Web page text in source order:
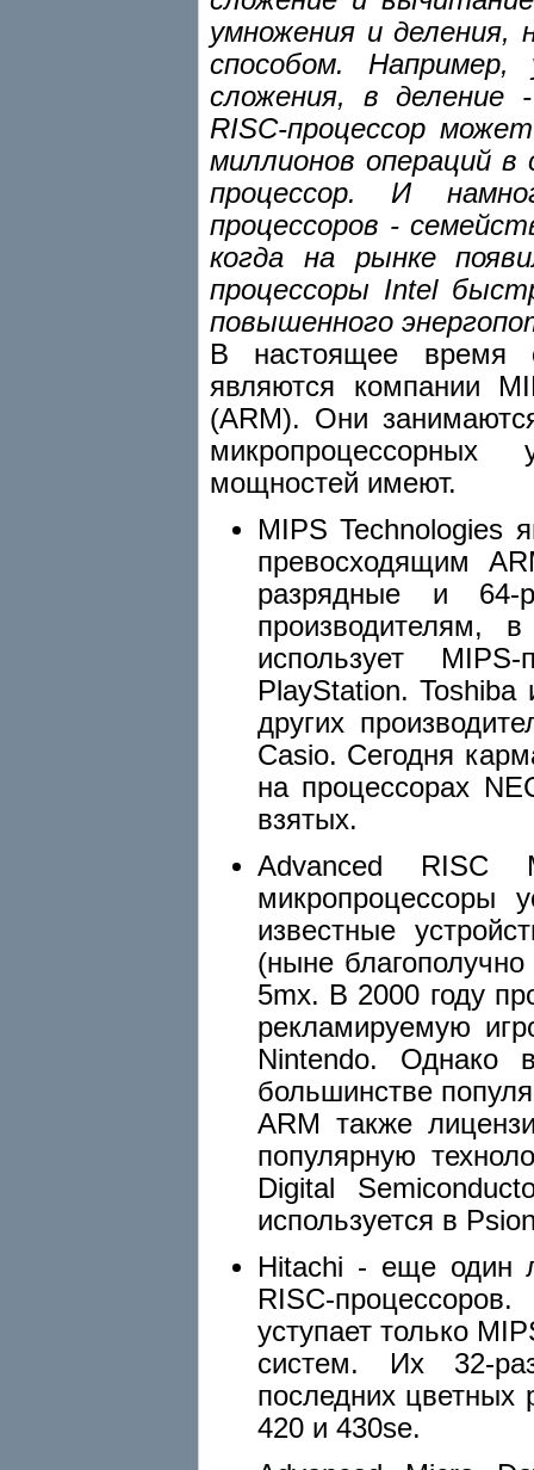
умножения и
способом.
сложения, в деление
RISC-процессор
миллионов операций в
процессор. И
процессоров -
когда на рынке
процессоры Intel
повышенного
В настоящее время
являются компании
(ARM). Они
мощностей имеют.
MIPS Technologies
превосходящим
разрядные и 64-
производителям,
использует
PlayStation.
других
Casio. Сегодня
на процессорах
взятых.
Advanced RISC
микропроцессоры
известные
(ныне
5mx. В 2000 году
рекламируемую
Nintendo. Однако
большинстве
ARM также
популярную
Digital
используется в
Hitachi - еще один
RISC-
уступает только
систем. Их 32-
последних цветных
420 и 430se.